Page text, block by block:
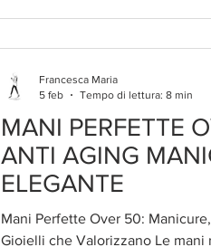
MANI PERFETTE
ANTI AGING
ELEGANTE
Mani Perfette Over 50:
Gioielli che Valorizzano Le mani
Francesca Maria
5 feb
Tempo di lettura: 8 min